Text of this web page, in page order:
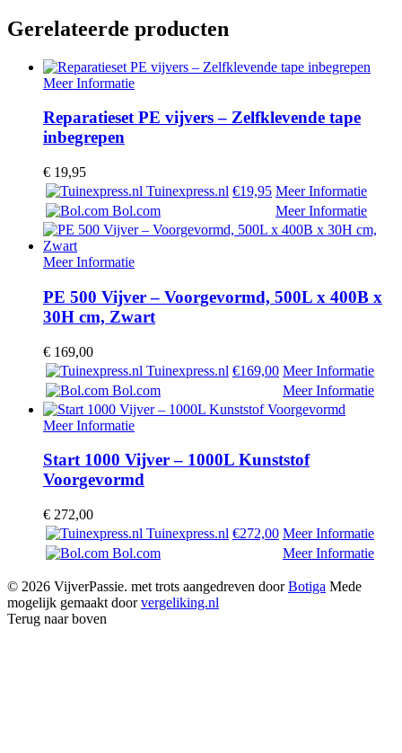
Gerelateerde producten
Meer Informatie
Reparatieset PE vijvers – Zelfklevende tape
inbegrepen
€ 19,95
Tuinexpress.nl €19,95 Meer Informatie
Bol.com
Meer Informatie
Meer Informatie
PE 500 Vijver – Voorgevormd, 500L x 400B x
30H cm, Zwart
€ 169,00
Tuinexpress.nl €169,00 Meer Informatie
Bol.com
Meer Informatie
Meer Informatie
Start 1000 Vijver – 1000L Kunststof
Voorgevormd
€ 272,00
Tuinexpress.nl €272,00 Meer Informatie
Bol.com
Meer Informatie
© 2026 VijverPassie. met trots aangedreven doorBotiga Mede
mogelijk gemaakt doorvergeliking.nl
Terug naar boven